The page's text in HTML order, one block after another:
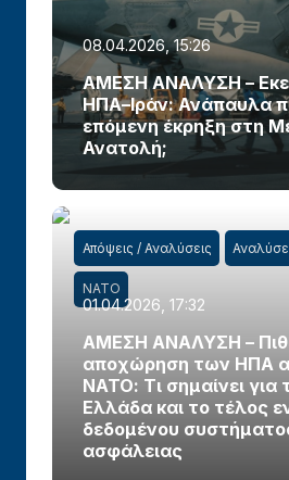
08.04.2026, 15:26
ΑΜΕΣΗ ΑΝΑΛΥΣΗ –
ΗΠΑ–Ιράν: Ανάπαυλα
επόμενη έκρηξη στη
Ανατολή;
Απόψεις / Αναλύσεις
ΝΑΤΟ
01.04.2026, 17:32
ΑΜΕΣΗ ΑΝΑΛΥΣΗ –
αποχώρηση των ΗΠΑ
ΝΑΤΟ: Τι σημαίνει για
Ελλάδα και το τέλος
δεδομένου
ασφάλειας